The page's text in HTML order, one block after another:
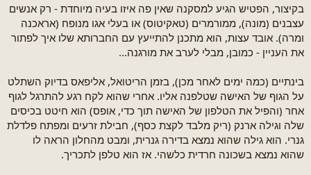
בקיצור, הפטיש הגיע למסקנה שאין פה איזו בעיה מיוחדת - רק אנשים
עצבנים (מונה), ממורמרים (טאקיטוס) או בעלי אגו מנופח (אראכנה
ומרה). אובד עצות, הוא מתכנן להתייעץ עם החברותא שלו איך לפתור
את העניין - כמובן, מבלי לערב את מורגנה...
בינתיים (כמה ימים לאחר מכן), בזמן הריטואל, אליפאס בדיוק השתלט
על הגוף של האישה שטלפנה אליו. אחרי שהוא לקח רגע להתרגל לגוף
אחר (והפיל את הטלפון של האישה תוך כדי, אופס) הוא חיטט בכיסים
שלה וגילה ארנק (ריק מלבד לקצת כסף), חבילת זרעים ומפתח פלדלת
גנרי. הוא גילה שהוא נמצא בדירה גנרית, ומבט מהחלון הראה לו
שהוא נמצא בשכונה חרדית כלשהי. אז הוא טלפן לתכריך.